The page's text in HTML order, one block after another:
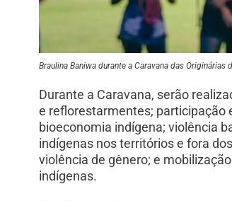
Braulina Baniwa durante a Caravana das
Durante a Caravana, serão
e reflorestarmentes; participação
bioeconomia indígena; violência
indígenas nos territórios e fora
violência de gênero; e
indígenas.